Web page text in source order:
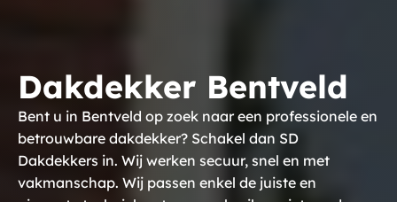
Dakdekker Bentveld
Bent u in Bentveld op zoek naar een professionele en
betrouwbare dakdekker? Schakel dan SD
Dakdekkers in. Wij werken secuur, snel en met
vakmanschap. Wij passen enkel de juiste en